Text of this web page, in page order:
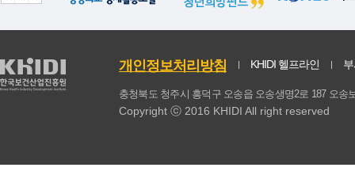
식물성식품 섭취비율(%) 79.01 0.24
동물성식품 섭취비율(%) 20.99 0.24 40.91
개인정보처리방침 KHIDI 헬프라인
충청북도 청주시 흥덕구 오송읍 오송생명2로 187 오
Copyright ⓒ 2016 KHIDI All right reserved